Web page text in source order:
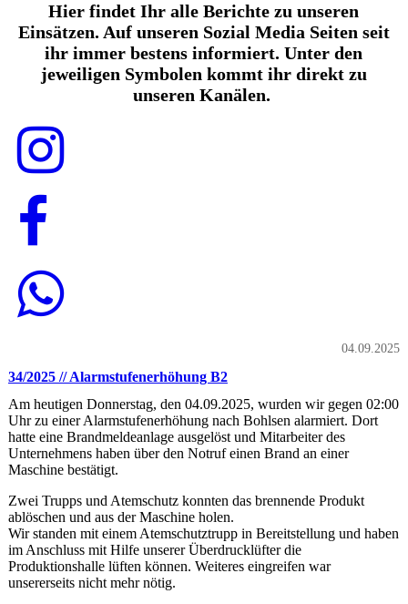
Hier findet Ihr alle Berichte zu unseren
Einsätzen. Auf unseren Sozial Media Seiten seit
ihr immer bestens informiert. Unter den
jeweiligen Symbolen kommt ihr direkt zu
unseren Kanälen.
04.09.2025
34/2025 // Alarmstufenerhöhung B2
Am heutigen Donnerstag, den 04.09.2025, wurden wir gegen 02:00
Uhr zu einer Alarmstufenerhöhung nach Bohlsen alarmiert. Dort
hatte eine Brandmeldeanlage ausgelöst und Mitarbeiter des
Unternehmens haben über den Notruf einen Brand an einer
Maschine bestätigt.
Zwei Trupps und Atemschutz konnten das brennende Produkt
ablöschen und aus der Maschine holen.
Wir standen mit einem Atemschutztrupp in Bereitstellung und haben
im Anschluss mit Hilfe unserer Überdrucklüfter die
Produktionshalle lüften können. Weiteres eingreifen war
unsererseits nicht mehr nötig.